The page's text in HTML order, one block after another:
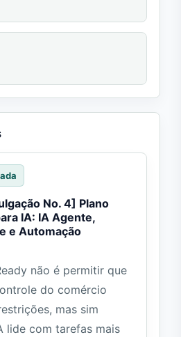
No. 4] Plano
IA: IA Agente,
e Automação
não é permitir que
do comércio
mas sim
lide com tarefas mais